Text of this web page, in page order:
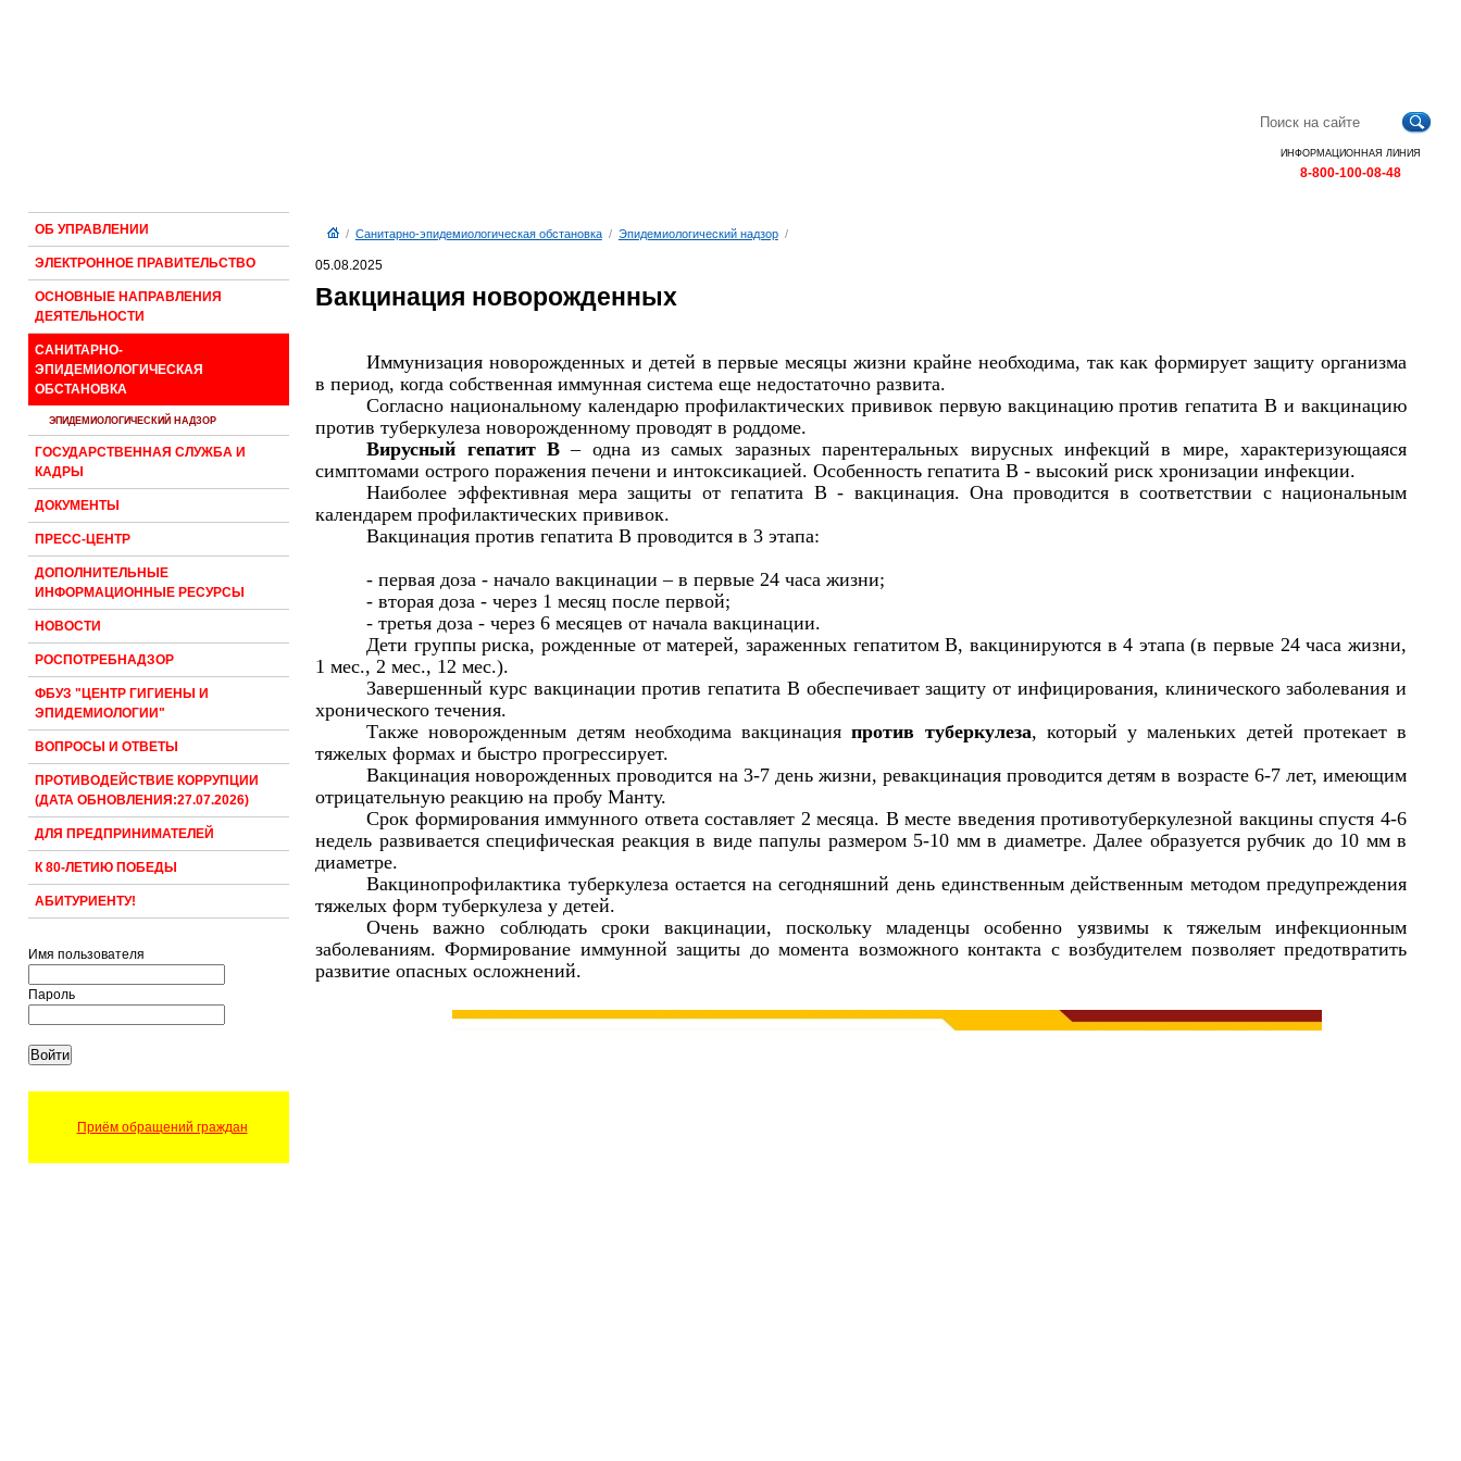
сайта
RSS
ИНФОРМАЦИОННАЯ ЛИНИЯ
8-800-100-08-48
ОБ УПРАВЛЕНИИ
ЭЛЕКТРОННОЕ ПРАВИТЕЛЬСТВО
ОСНОВНЫЕ НАПРАВЛЕНИЯ
ДЕЯТЕЛЬНОСТИ
САНИТАРНО-
ЭПИДЕМИОЛОГИЧЕСКАЯ
ОБСТАНОВКА
ЭПИДЕМИОЛОГИЧЕСКИЙ НАДЗОР
ГОСУДАРСТВЕННАЯ СЛУЖБА И
КАДРЫ
ДОКУМЕНТЫ
ПРЕСС-ЦЕНТР
ДОПОЛНИТЕЛЬНЫЕ
ИНФОРМАЦИОННЫЕ РЕСУРСЫ
НОВОСТИ
РОСПОТРЕБНАДЗОР
ФБУЗ "ЦЕНТР ГИГИЕНЫ И
ЭПИДЕМИОЛОГИИ"
ВОПРОСЫ И ОТВЕТЫ
ПРОТИВОДЕЙСТВИЕ КОРРУПЦИИ
(ДАТА ОБНОВЛЕНИЯ:27.07.2026)
ДЛЯ ПРЕДПРИНИМАТЕЛЕЙ
К 80-ЛЕТИЮ ПОБЕДЫ
АБИТУРИЕНТУ!
Имя пользователя
Пароль
Приём обращений граждан
/ Санитарно-эпидемиологическая обстановка/ Эпидемиологический надзор/
05.08.2025
Вакцинация новорожденных
Иммунизация новорожденных и детей в первые месяцы жизни крайне необходима, так как формирует защиту организма
в период, когда собственная иммунная система еще недостаточно развита.
Согласно национальному календарю профилактических прививок первую вакцинацию против гепатита B и вакцинацию
против туберкулеза новорожденному проводят в роддоме.
Вирусный гепатит В– одна из самых заразных парентеральных вирусных инфекций в мире, характеризующаяся
симптомами острого поражения печени и интоксикацией. Особенность гепатита В - высокий риск хронизации инфекции.
Наиболее эффективная мера защиты от гепатита В - вакцинация. Она проводится в соответствии с национальным
календарем профилактических прививок.
Вакцинация против гепатита B проводится в 3 этапа:
- первая доза - начало вакцинации – в первые 24 часа жизни;
- вторая доза - через 1 месяц после первой;
- третья доза - через 6 месяцев от начала вакцинации.
Дети группы риска, рожденные от матерей, зараженных гепатитом B, вакцинируются в 4 этапа (в первые 24 часа жизни,
1 мес., 2 мес., 12 мес.).
Завершенный курс вакцинации против гепатита B обеспечивает защиту от инфицирования, клинического заболевания и
хронического течения.
Также новорожденным детям необходима вакцинацияпротив туберкулеза, который у маленьких детей протекает в
тяжелых формах и быстро прогрессирует.
Вакцинация новорожденных проводится на 3-7 день жизни, ревакцинация проводится детям в возрасте 6-7 лет, имеющим
отрицательную реакцию на пробу Манту.
Срок формирования иммунного ответа составляет 2 месяца. В месте введения противотуберкулезной вакцины спустя 4-6
недель развивается специфическая реакция в виде папулы размером 5-10 мм в диаметре. Далее образуется рубчик до 10 мм в
диаметре.
Вакцинопрофилактика туберкулеза остается на сегодняшний день единственным действенным методом предупреждения
тяжелых форм туберкулеза у детей.
Очень важно соблюдать сроки вакцинации, поскольку младенцы особенно уязвимы к тяжелым инфекционным
заболеваниям. Формирование иммунной защиты до момента возможного контакта с возбудителем позволяет предотвратить
развитие опасных осложнений.